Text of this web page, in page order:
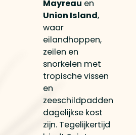
Mayreau en
Union Island,
waar
eilandhoppen,
zeilen en
snorkelen met
tropische vissen
en
zeeschildpadden
dagelijkse kost
zijn. Tegelijkertijd